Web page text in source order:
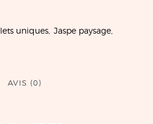
uniques, Jaspe paysage,
AVIS (0)